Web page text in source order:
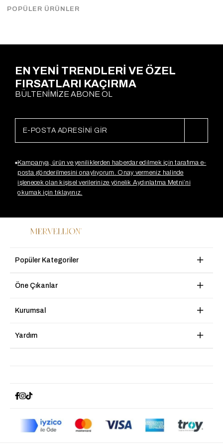
EN YENİ TRENDLERİ VE ÖZEL
FIRSATLARI KAÇIRMA
BÜLTENİMİZE ABONE OL
Kampanya, ürün ve yeniliklerden haberdar edilmek için tarafıma e-
posta gönderilmesini onaylıyorum. Onay vermeniz halinde
işlenecek olan kişisel verilerinize yönelik Aydınlatma Metni’ni
okumak için tıklayınız.
Popüler Kategoriler
Öne Çıkanlar
Kurumsal
Yardım
POPÜLER ÜRÜNLER